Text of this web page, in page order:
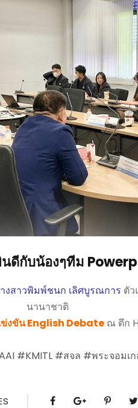
ดีกับน้องๆทีม
งสาวพิมพ์ชนก เลิศบูรณการ ตั
นานาชาติ
ข่งขัน English Debateณ ตึก
#KMITL #สจล #พระจอมเ